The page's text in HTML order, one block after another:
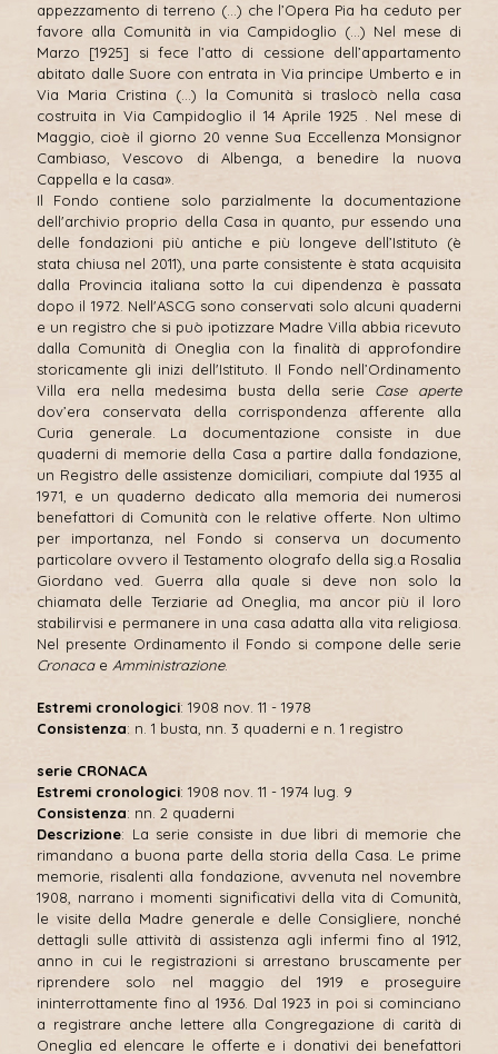
appezzamento di terreno (…) che l’Opera Pia ha ceduto per
favore alla Comunità in via Campidoglio (…) Nel mese di
Marzo [1925] si fece l’atto di cessione dell’appartamento
abitato dalle Suore con entrata in Via principe Umberto e in
Via Maria Cristina (…) la Comunità si traslocò nella casa
costruita in Via Campidoglio il 14 Aprile 1925 . Nel mese di
Maggio, cioè il giorno 20 venne Sua Eccellenza Monsignor
Cambiaso, Vescovo di Albenga, a benedire la nuova
Cappella e la casa».
Il Fondo contiene solo parzialmente la documentazione
dell'archivio proprio della Casa in quanto, pur essendo una
delle fondazioni più antiche e più longeve dell’Istituto (è
stata chiusa nel 2011), una parte consistente è stata acquisita
dalla Provincia italiana sotto la cui dipendenza è passata
dopo il 1972. Nell'ASCG sono conservati solo alcuni quaderni
e un registro che si può ipotizzare Madre Villa abbia ricevuto
dalla Comunità di Oneglia con la finalità di approfondire
storicamente gli inizi dell'Istituto. Il Fondo nell’Ordinamento
Villa era nella medesima busta della serie Case aperte
dov’era conservata della corrispondenza afferente alla
Curia generale. La documentazione consiste in due
quaderni di memorie della Casa a partire dalla fondazione,
un Registro delle assistenze domiciliari, compiute dal 1935 al
1971, e un quaderno dedicato alla memoria dei numerosi
benefattori di Comunità con le relative offerte. Non ultimo
per importanza, nel Fondo si conserva un documento
particolare ovvero il Testamento olografo della sig.a Rosalia
Giordano ved. Guerra alla quale si deve non solo la
chiamata delle Terziarie ad Oneglia, ma ancor più il loro
stabilirvisi e permanere in una casa adatta alla vita religiosa.
Nel presente Ordinamento il Fondo si compone delle serie
Cronacae Amministrazione.
Estremi cronologici: 1908 nov. 11 - 1978
Consistenza: n. 1 busta, nn. 3 quaderni e n. 1 registro
serie CRONACA
Estremi cronologici: 1908 nov. 11 - 1974 lug. 9
Consistenza: nn. 2 quaderni
Descrizione: La serie consiste in due libri di memorie che
rimandano a buona parte della storia della Casa. Le prime
memorie, risalenti alla fondazione, avvenuta nel novembre
1908, narrano i momenti significativi della vita di Comunità,
le visite della Madre generale e delle Consigliere, nonché
dettagli sulle attività di assistenza agli infermi fino al 1912,
anno in cui le registrazioni si arrestano bruscamente per
riprendere solo nel maggio del 1919 e proseguire
ininterrottamente fino al 1936. Dal 1923 in poi si cominciano
a registrare anche lettere alla Congregazione di carità di
Oneglia ed elencare le offerte e i donativi dei benefattori